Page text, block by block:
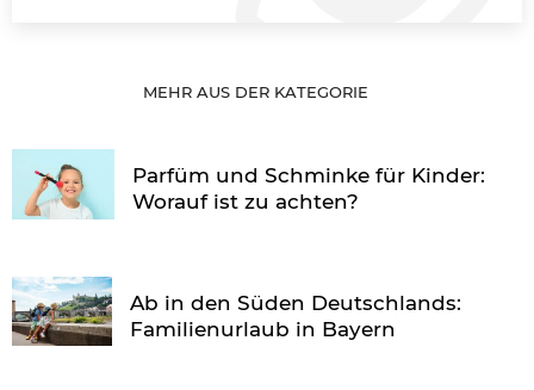
MEHR AUS DER KATEGORIE
Parfüm und Schminke für Kinder:
Worauf ist zu achten?
Ab in den Süden Deutschlands:
Familienurlaub in Bayern